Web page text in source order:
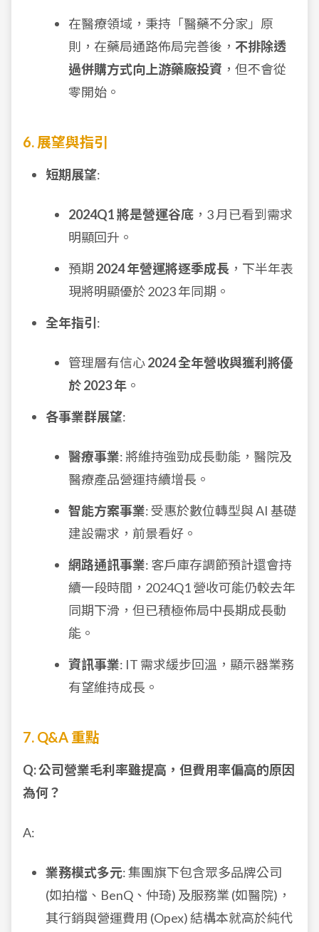
在醫療領域，秉持「醫藥不分家」原
則，在藥局通路佈局完善後， 不排除透
過併購方式向上游藥廠投資 ，但不會從
零開始。
6. 展望與指引
短期展望:
2024Q1 將是營運谷底 ，3 月已看到需求
明顯回升。
預期 2024 年營運將逐季成長 ，下半年表
現將明顯優於 2023 年同期。
全年指引 :
管理層有信心2024 全年營收與獲利將優
於 2023 年 。
各事業群展望:
醫療事業: 將維持強勁成長動能，醫院及
醫療產品營運持續增長。
智能方案事業: 受惠於數位轉型與 AI 基礎
建設需求，前景看好。
網路通訊事業: 客戶庫存調節預計還會持
續一段時間，2024Q1 營收可能仍較去年
同期下滑，但已積極佈局中長期成長動
能。
資訊事業: IT 需求緩步回溫，顯示器業務
有望維持成長。
7. Q&A 重點
Q: 公司營業毛利率雖提高，但費用率偏高的原因
為何？
A:
業務模式多元: 集團旗下包含眾多品牌公司
(如拍檔、BenQ、仲琦) 及服務業 (如醫院)，
其行銷與營運費用 (Opex) 結構本就高於純代